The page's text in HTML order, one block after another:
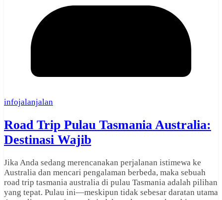
infojalanjalan
Road Trip Pulau Tasmania Australia:
Destinasi Wajib
Jika Anda sedang merencanakan perjalanan istimewa ke
Australia dan mencari pengalaman berbeda, maka sebuah
road trip tasmania australia di pulau Tasmania adalah pilihan
yang tepat. Pulau ini—meskipun tidak sebesar daratan utama